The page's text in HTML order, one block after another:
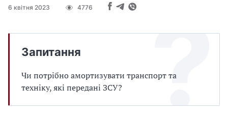
6 квітня 2023 4776
Запитання
Чи потрібно амортизувати транспорт та
техніку, які передані ЗСУ?